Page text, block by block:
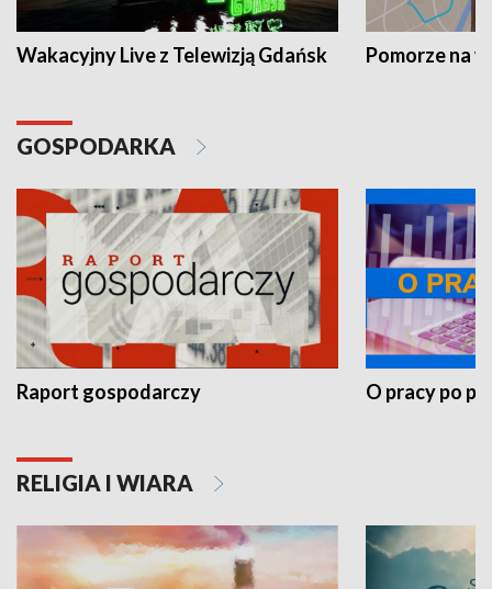
Wakacyjny Live z Telewizją Gdańsk Pomorze na
GOSPODARKA
Raport gospodarczy O pracy po
RELIGIA I WIARA